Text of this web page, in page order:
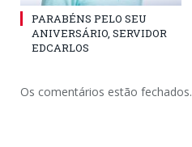
PARABÉNS PELO SEU
ANIVERSÁRIO, SERVIDOR
EDCARLOS
Os comentários estão fechados.